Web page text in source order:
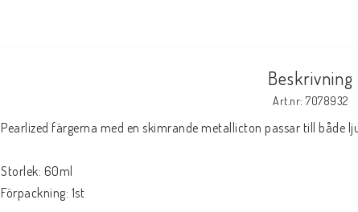
Beskrivning
Art.nr: 7078932
Pearlized färgerna med en skimrande metallicton passar till både
Storlek: 60ml
Förpackning: 1st